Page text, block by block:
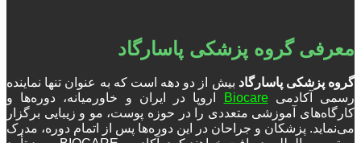
معرفی گروه پزشکی پاسارگاد
گروه پزشکی پاسارگاد بیش از دو دهه است که به عنوان تنها نماینده
رسمی آکادمیBiocare
اروپا در ایران و خاورمیانه، دوره‌ها و
کارگاه‌های آموزشی متعددی را در حوزه پوست، مو و زیبایی برگزار
می‌نماید. پزشکان و جراحان در این دوره‌ها پس از اتمام دوره، مدرک